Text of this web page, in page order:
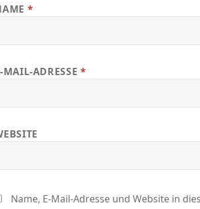
*
MAIL-ADRESSE *
Name, E-Mail-Adresse und Website in